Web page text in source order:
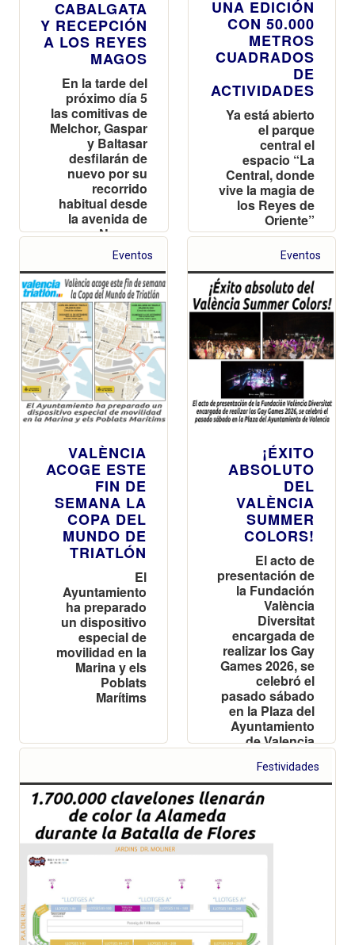
CABALGATA
Y RECEPCIÓN
A LOS REYES
MAGOS
En la tarde del
próximo día 5
las comitivas de
Melchor, Gaspar
y Baltasar
desfilarán de
nuevo por su
recorrido
habitual desde
la avenida de
Navarro
Reverter
UNA EDICIÓN
CON 50.000
METROS
CUADRADOS
DE
ACTIVIDADES
Ya está abierto
el parque
central el
espacio “La
Central, donde
vive la magia de
los Reyes de
Oriente”
Eventos
VALÈNCIA
ACOGE ESTE
FIN DE
SEMANA LA
COPA DEL
MUNDO DE
TRIATLÓN
El
Ayuntamiento
ha preparado
un dispositivo
especial de
movilidad en la
Marina y els
Poblats
Marítims
Eventos
¡ÉXITO
ABSOLUTO
DEL
VALÈNCIA
SUMMER
COLORS!
El acto de
presentación de
la Fundación
València
Diversitat
encargada de
realizar los Gay
Games 2026, se
celebró el
pasado sábado
en la Plaza del
Ayuntamiento
de Valencia
Festividades